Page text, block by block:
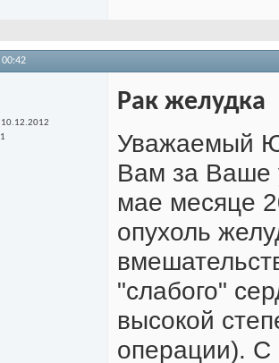
00:42
10.12.2012
1
Рак желудка
Уважаемый
Вам за Ваше
мае месяце
опухоль
"слабого"
высокой
операции). С